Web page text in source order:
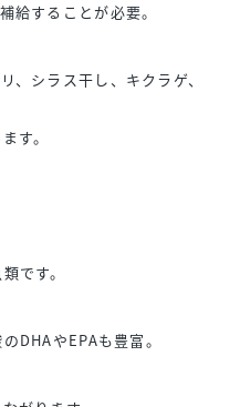
給することが必要。
、シラス干し、キクラゲ、
す。
です。
DHAやEPAも豊富。